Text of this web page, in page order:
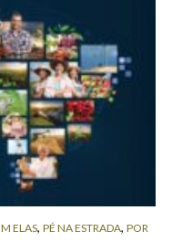
ELAS, PÉ NA ESTRADA, POR